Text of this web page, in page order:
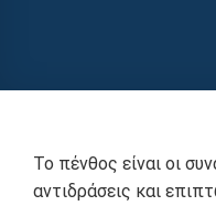
Το πένθος είναι οι
αντιδράσεις και